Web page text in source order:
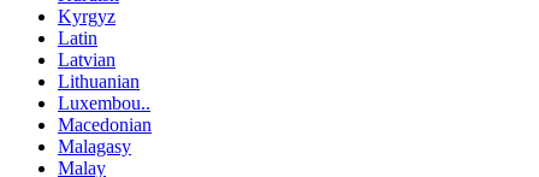
Kyrgyz
Latin
Latvian
Lithuanian
Luxembou..
Macedonian
Malagasy
Malay